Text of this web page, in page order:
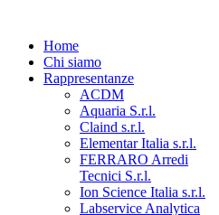
Home
Chi siamo
Rappresentanze
ACDM
Aquaria S.r.l.
Claind s.r.l.
Elementar Italia s.r.l.
FERRARO Arredi
Tecnici S.r.l.
Ion Science Italia s.r.l.
Labservice Analytica